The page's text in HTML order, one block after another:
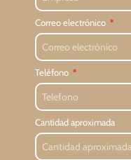
Correo electrónico
Teléfono
Cantidad aproximada